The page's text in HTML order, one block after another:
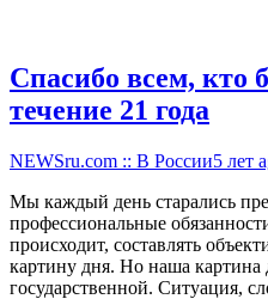
Спасибо всем, кто
течение 21 года
NEWSru.com :: В России5 лет
Мы каждый день старались
профессиональные
происходит, составлять
картину дня. Но наша картина
государственной. Ситуация,